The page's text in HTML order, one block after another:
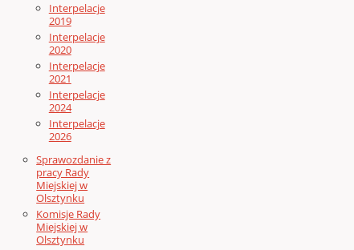
Interpelacje
2019
Interpelacje
2020
Interpelacje
2021
Interpelacje
2024
Interpelacje
2026
Sprawozdanie z
pracy Rady
Miejskiej w
Olsztynku
Komisje Rady
Miejskiej w
Olsztynku